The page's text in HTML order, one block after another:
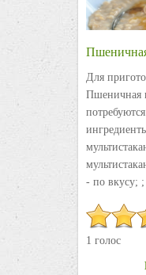
Для
Пшеничная
- по вкусу; ;
1 голос